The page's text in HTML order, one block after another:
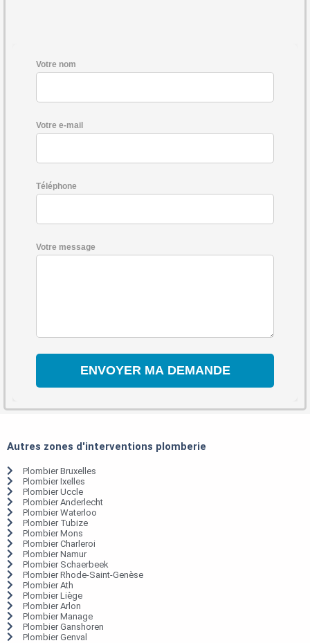
Votre nom
Votre e-mail
Téléphone
Votre message
Autres zones d'interventions plomberie
Plombier Bruxelles
Plombier Ixelles
Plombier Uccle
Plombier Anderlecht
Plombier Waterloo
Plombier Tubize
Plombier Mons
Plombier Charleroi
Plombier Namur
Plombier Schaerbeek
Plombier Rhode-Saint-Genèse
Plombier Ath
Plombier Liège
Plombier Arlon
Plombier Manage
Plombier Ganshoren
Plombier Genval